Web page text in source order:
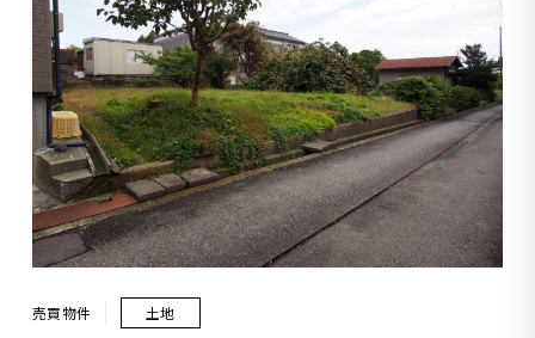
売買物件 土地